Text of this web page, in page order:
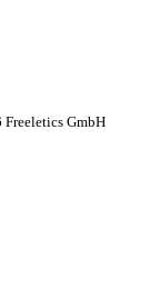
GmbH